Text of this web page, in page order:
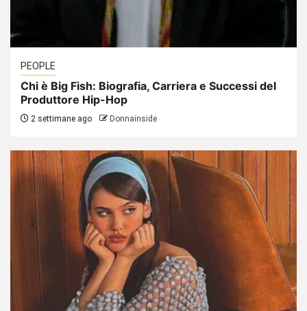
PEOPLE
Chi è Big Fish: Biografia, Carriera e Successi del
Produttore Hip-Hop
2 settimane ago Donnainside